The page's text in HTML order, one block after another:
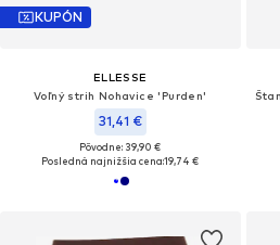
KUPÓN
ELLESSE
Voľný strih Nohavice 'Purden'
31,41 €
Pôvodne: 39,90 €
Posledná najnižšia cena:19,74 €